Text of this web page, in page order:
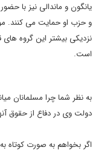
یانگون و ماندالی نیز با
و حزب او حمایت می کنند.
نزدیکی بیشتر این گروه
است.
به نظر شما چرا مسلمانان
دولت وی در دفاع از حقوق
اگر بخواهم به صورت کوتاه